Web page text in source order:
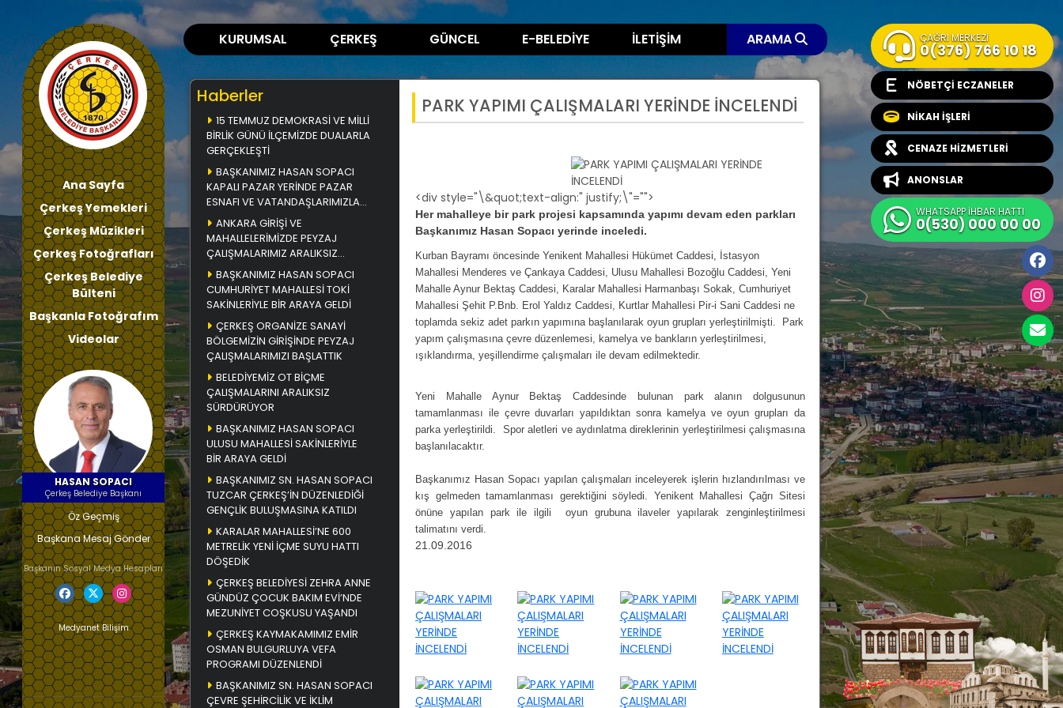
Ana Sayfa
Çerkeş Yemekleri
Çerkeş Müzikleri
Çerkeş Fotoğrafları
Çerkeş Belediye
Bülteni
Başkanla Fotoğrafım
Videolar
HASAN SOPACI
Çerkeş Belediye Başkanı
Öz Geçmiş
Başkana Mesaj Gönder
Başkanın Sosyal Medya Hesapları
Medyanet Bilişim
KURUMSAL ÇERKEŞ GÜNCEL E-BELEDİYE İLETİŞİM ARAMA
Haberler
15 TEMMUZ DEMOKRASİ VE MİLLİ
BİRLİK GÜNÜ İLÇEMİZDE DUALARLA
GERÇEKLEŞTİ
BAŞKANIMIZ HASAN SOPACI
KAPALI PAZAR YERİNDE PAZAR
ESNAFI VE VATANDAŞLARIMIZLA
BİR ARAYA GELDİ
ANKARA GİRİŞİ VE
MAHALLELERİMİZDE PEYZAJ
ÇALIŞMALARIMIZ ARALIKSIZ
DEVAM EDİYOR
BAŞKANIMIZ HASAN SOPACI
CUMHURİYET MAHALLESİ TOKİ
SAKİNLERİYLE BİR ARAYA GELDİ
ÇERKEŞ ORGANİZE SANAYİ
BÖLGEMİZİN GİRİŞİNDE PEYZAJ
ÇALIŞMALARIMIZI BAŞLATTIK
BELEDİYEMİZ OT BİÇME
ÇALIŞMALARINI ARALIKSIZ
SÜRDÜRÜYOR
BAŞKANIMIZ HASAN SOPACI
ULUSU MAHALLESİ SAKİNLERİYLE
BİR ARAYA GELDİ
BAŞKANIMIZ SN. HASAN SOPACI
TUZCAR ÇERKEŞ’İN DÜZENLEDİĞİ
GENÇLİK BULUŞMASINA KATILDI
KARALAR MAHALLESİ’NE 600
METRELİK YENİ İÇME SUYU HATTI
DÖŞEDİK
ÇERKEŞ BELEDİYESİ ZEHRA ANNE
GÜNDÜZ ÇOCUK BAKIM EVİ’NDE
MEZUNİYET COŞKUSU YAŞANDI
ÇERKEŞ KAYMAKAMIMIZ EMİR
OSMAN BULGURLUYA VEFA
PROGRAMI DÜZENLENDİ
BAŞKANIMIZ SN. HASAN SOPACI
ÇEVRE ŞEHİRCİLİK VE İKLİM
PARK YAPIMI ÇALIŞMALARI YERİNDE İNCELENDİ
<div style="\&quot;text-align:" justify;\"="">
Her mahalleye bir park projesi kapsamında yapımı devam eden parkları
Başkanımız Hasan Sopacı yerinde inceledi.
Kurban Bayramı öncesinde Yenikent Mahallesi Hükümet Caddesi, İstasyon
Mahallesi Menderes ve Çankaya Caddesi, Ulusu Mahallesi Bozoğlu Caddesi, Yeni
Mahalle Aynur Bektaş Caddesi, Karalar Mahallesi Harmanbaşı Sokak, Cumhuriyet
Mahallesi Şehit P.Bnb. Erol Yaldız Caddesi, Kurtlar Mahallesi Pir-i Sani Caddesi ne
toplamda sekiz adet parkın yapımına başlanılarak oyun grupları yerleştirilmişti. Park
yapım çalışmasına çevre düzenlemesi, kamelya ve bankların yerleştirilmesi,
ışıklandırma, yeşillendirme çalışmaları ile devam edilmektedir.
Yeni Mahalle Aynur Bektaş Caddesinde bulunan park alanın dolgusunun
tamamlanması ile çevre duvarları yapıldıktan sonra kamelya ve oyun grupları da
parka yerleştirildi. Spor aletleri ve aydınlatma direklerinin yerleştirilmesi çalışmasına
başlanılacaktır.
Başkanımız Hasan Sopacı yapılan çalışmaları inceleyerek işlerin hızlandırılması ve
kış gelmeden tamamlanması gerektiğini söyledi. Yenikent Mahallesi Çağrı Sitesi
önüne yapılan park ile ilgili oyun grubuna ilaveler yapılarak zenginleştirilmesi
talimatını verdi.
21.09.2016
ÇAĞRI MERKEZİ
0(376) 766 10 18
NÖBETÇİ ECZANELER
NİKAH İŞLERİ
CENAZE HİZMETLERİ
ANONSLAR
WHATSAPP İHBAR HATTI
0(530) 000 00 00